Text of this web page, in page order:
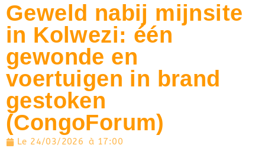
Geweld nabij mijnsite
in Kolwezi: één
gewonde en
voertuigen in brand
gestoken
(CongoForum)
Le 24/03/2026 à 17:00